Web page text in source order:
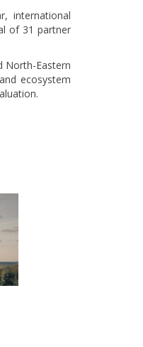
international
of 31 partner
North-Eastern
ecosystem